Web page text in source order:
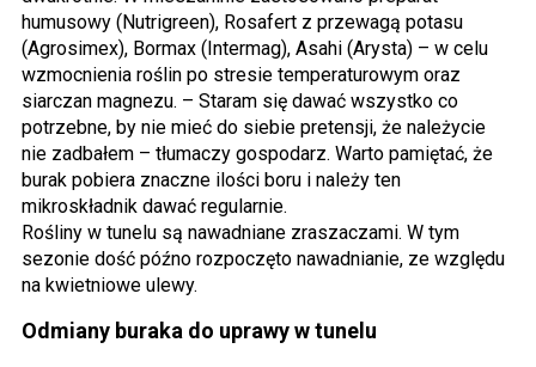
humusowy (Nutrigreen), Rosafert z przewagą potasu
(Agrosimex), Bormax (Intermag), Asahi (Arysta) – w celu
wzmocnienia roślin po stresie temperaturowym oraz
siarczan magnezu. – Staram się dawać wszystko co
potrzebne, by nie mieć do siebie pretensji, że należycie
nie zadbałem – tłumaczy gospodarz. Warto pamiętać, że
burak pobiera znaczne ilości boru i należy ten
mikroskładnik dawać regularnie.
Rośliny w tunelu są nawadniane zraszaczami. W tym
sezonie dość późno rozpoczęto nawadnianie, ze względu
na kwietniowe ulewy.
Odmiany buraka do uprawy w tunelu